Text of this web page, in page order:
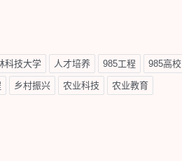
科技大学 人才培养 985工程 985高校
乡村振兴 农业科技 农业教育